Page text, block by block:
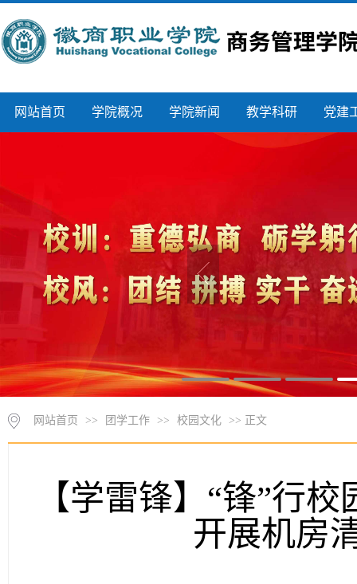
网站首页 学院概况 学院新闻 教学科研 党建
网站首页 >> 团学工作 >> 校园文化 >> 正文
【学雷锋】“锋”行
开展机房